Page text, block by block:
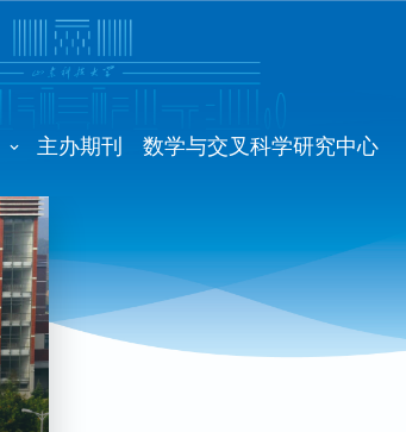
主办期刊 数学与交叉科学研究中心